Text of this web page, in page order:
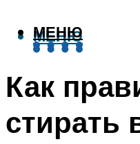
МЕНЮ
МЕНЮ
Как
стирать